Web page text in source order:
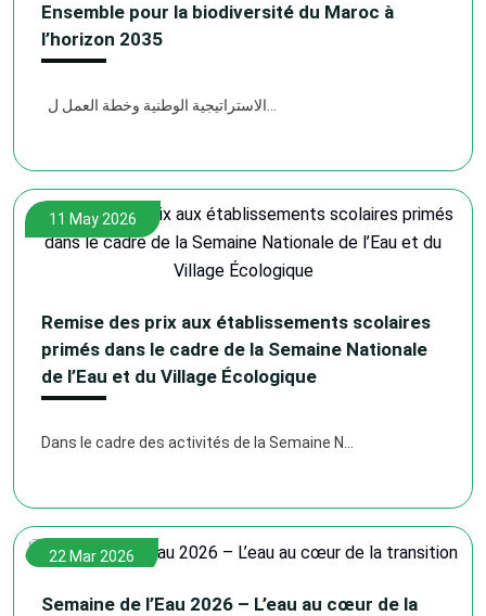
Ensemble pour la biodiversité du Maroc à
l’horizon 2035
11 May 2026
Remise des prix aux établissements scolaires
primés dans le cadre de la Semaine Nationale
de l’Eau et du Village Écologique
Dans le cadre des activités de la Semaine N...
22 Mar 2026
Semaine de l’Eau 2026 – L’eau au cœur de la